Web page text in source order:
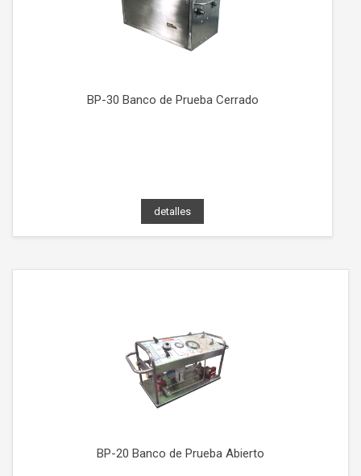
BP-30 Banco de Prueba Cerrado
detalles
BP-20 Banco de Prueba Abierto